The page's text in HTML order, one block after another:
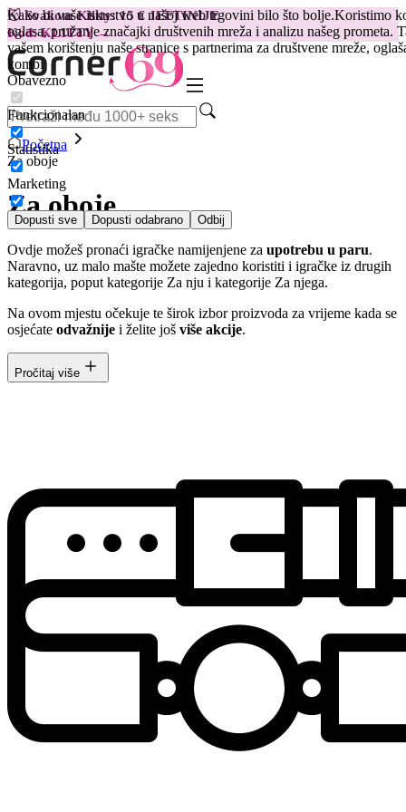
Kako bi vaše iskustvo u našoj web trgovini bilo što bolje.Koristimo
oglasa, pružanje značajki društvenih mreža i analizu našeg prometa.
vašem korištenju naše stranice s partnerima za društvene mreže,
kombi
Obavezno
Funkcionalan
Statistika
Marketing
Dopusti sve Dopusti odabrano Odbij
😽Svakom Klitty: 15 € JEFTINIJE
Kod: KLITTY →
Početna
Za oboje
Za oboje
Ovdje možeš pronaći igračke namijenjene za upotrebu u paru.
Naravno, uz malo mašte možete zajedno koristiti i igračke iz drugih
kategorija, poput kategorije Za nju i kategorije Za njega.
Na ovom mjestu očekuje te širok izbor proizvoda za vrijeme kada se
osjećate odvažnije i želite još više akcije.
Pročitaj više